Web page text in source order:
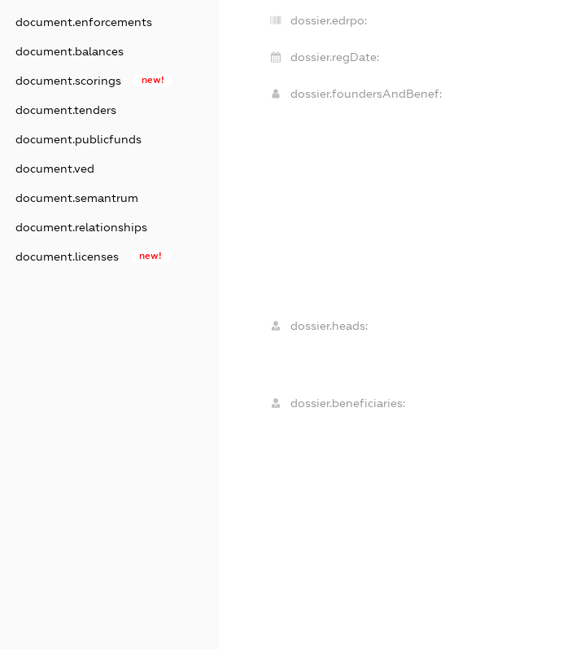
document.enforcements
document.balances
document.scorings new!
document.tenders
document.publicfunds
document.ved
document.semantrum
document.relationships
document.licenses new!
dossier.edrpo:
dossier.regDate:
dossier.foundersAndBenef:
dossier.heads:
dossier.beneficiaries: